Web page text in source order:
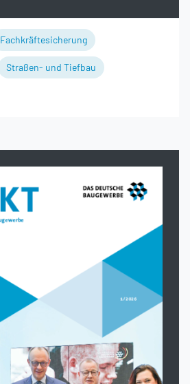
Fachkräftesicherung
Straßen- und Tiefbau